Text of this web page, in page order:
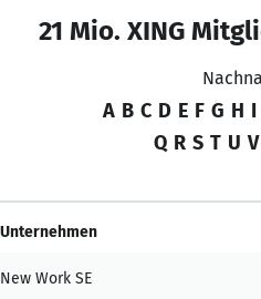
21 Mio. XING
A B C D E F G H I
Q R S T U V
Unternehmen
New Work SE